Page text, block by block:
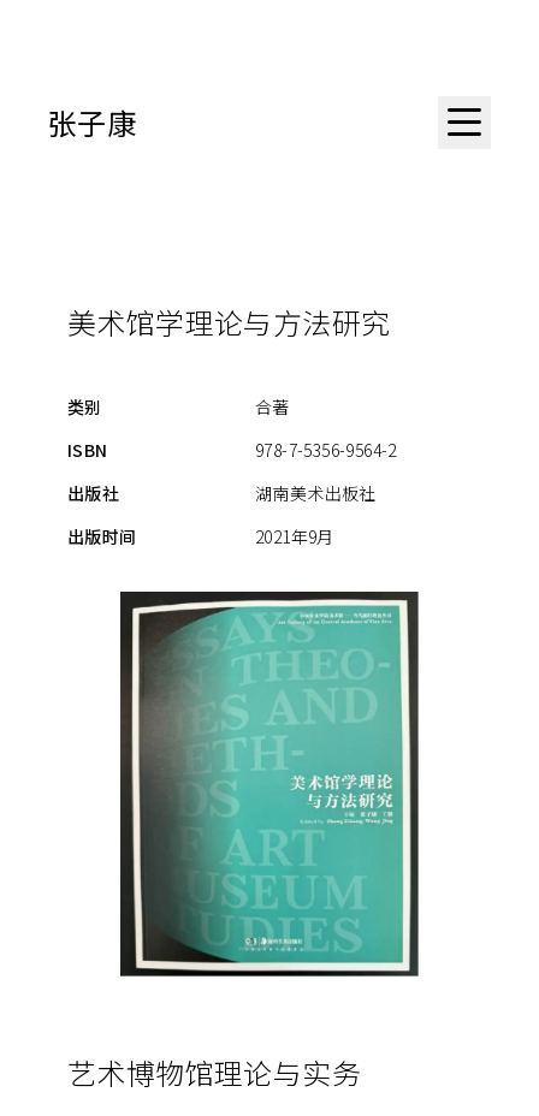
张子康
美术馆学理论与方法研究
类别
合著
ISBN
978-7-5356-9564-2
出版社
湖南美术出板社
出版时间
2021年9月
艺术博物馆理论与实务